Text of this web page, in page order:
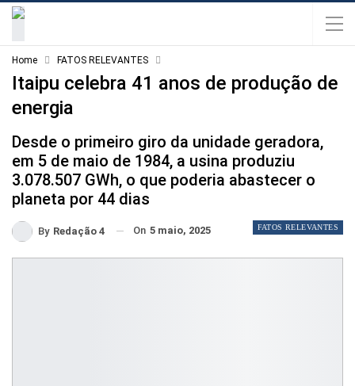
Home FATOS RELEVANTES
Itaipu celebra 41 anos de produção de
energia
Desde o primeiro giro da unidade geradora,
em 5 de maio de 1984, a usina produziu
3.078.507 GWh, o que poderia abastecer o
planeta por 44 dias
FATOS RELEVANTES
By Redação 4 On 5 maio, 2025